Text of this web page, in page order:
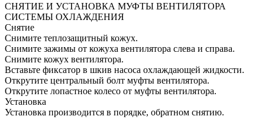
СНЯТИЕ И УСТАНОВКА МУФТЫ ВЕНТИЛЯТОРА
СИСТЕМЫ ОХЛАЖДЕНИЯ
Снятие
Снимите теплозащитный кожух.
Снимите зажимы от кожуха вентилятора слева и справа.
Снимите кожух вентилятора.
Вставьте фиксатор в шкив насоса охлаждающей жидкости.
Открутите центральный болт муфты вентилятора.
Открутите лопастное колесо от муфты вентилятора.
Установка
Установка производится в порядке, обратном снятию.